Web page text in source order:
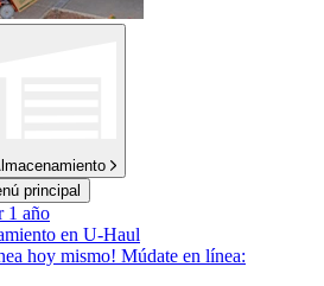
principal
1 año
en U-Haul
hoy mismo! Múdate en línea: